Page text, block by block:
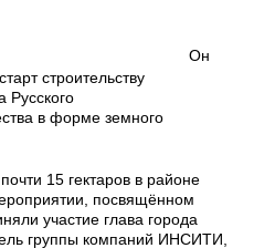
Он
15 гектаров в районе
посвящённом
участие глава города
группы компаний ИНСИТИ,